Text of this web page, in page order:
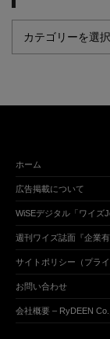
ホーム
広告掲載について
WiSEデジタル「ワイズ
週刊ワイズ誌面『企業
サイトポリシー（プラ
お問い合わせ
会社概要 – RyDEEN